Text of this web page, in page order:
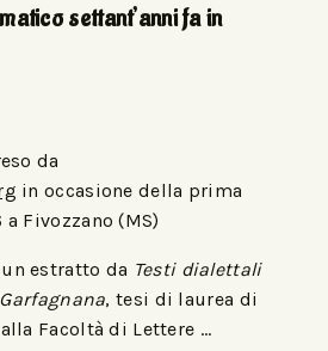
settant’anni fa in
da
in occasione della prima
Fivozzano (MS)
estratto da Testi dialettali
, tesi di laurea di
Facoltà di Lettere …